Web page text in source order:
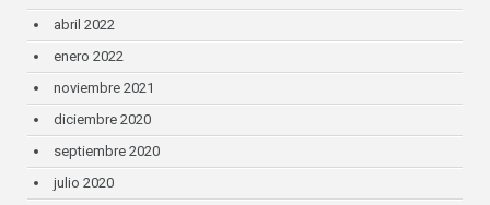
abril 2022
enero 2022
noviembre 2021
diciembre 2020
septiembre 2020
julio 2020